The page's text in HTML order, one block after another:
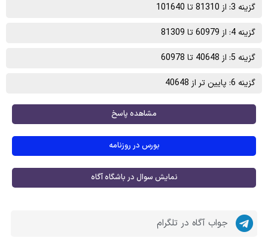
گزینه 3: از 81310 تا 101640
گزینه 4: از 60979 تا 81309
گزینه 5: از 40648 تا 60978
گزینه 6: پایین تر از 40648
مشاهده پاسخ
بورس در روزنامه
نمایش سوال در باشگاه آگاه
جواب آگاه در تلگرام